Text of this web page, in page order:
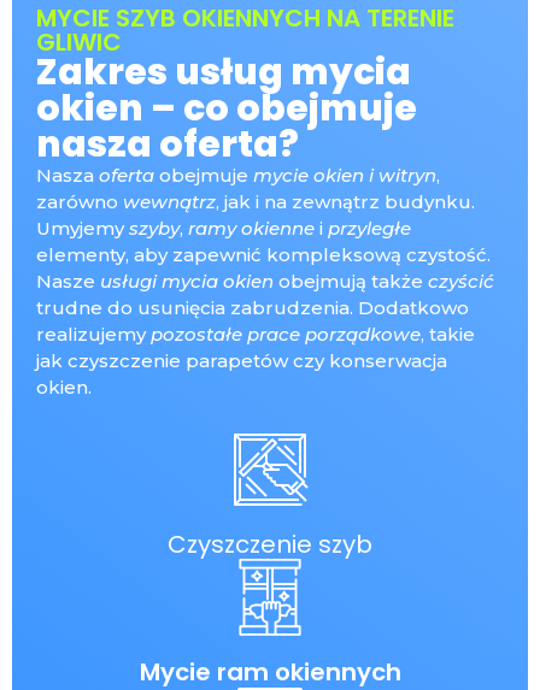
MYCIE SZYB OKIENNYCH NA TERENIE
GLIWIC
Zakres usług mycia
okien – co obejmuje
nasza oferta?
Nasza oferta obejmuje mycie okien i witryn,
zarówno wewnątrz, jak i na zewnątrz budynku.
Umyjemyszyby, ramy okienne i przyległe
elementy, aby zapewnić kompleksową czystość.
Nasze usługi mycia okien obejmują także czyścić
trudne do usunięcia zabrudzenia. Dodatkowo
realizujemypozostałe prace porządkowe, takie
jak czyszczenie parapetów czy konserwacja
okien.
Czyszczenie szyb
Mycie ram okiennych